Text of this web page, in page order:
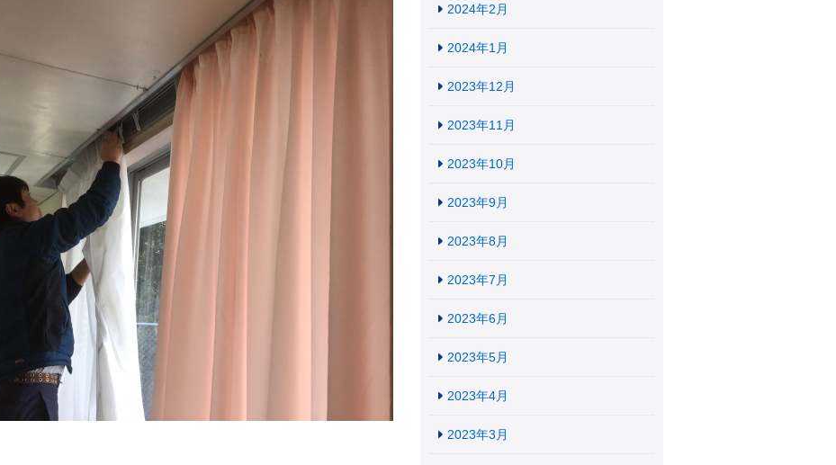
2024年2月
2024年1月
2023年12月
2023年11月
2023年10月
2023年9月
2023年8月
2023年7月
2023年6月
2023年5月
2023年4月
2023年3月